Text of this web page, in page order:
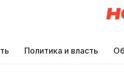
Политика и власть